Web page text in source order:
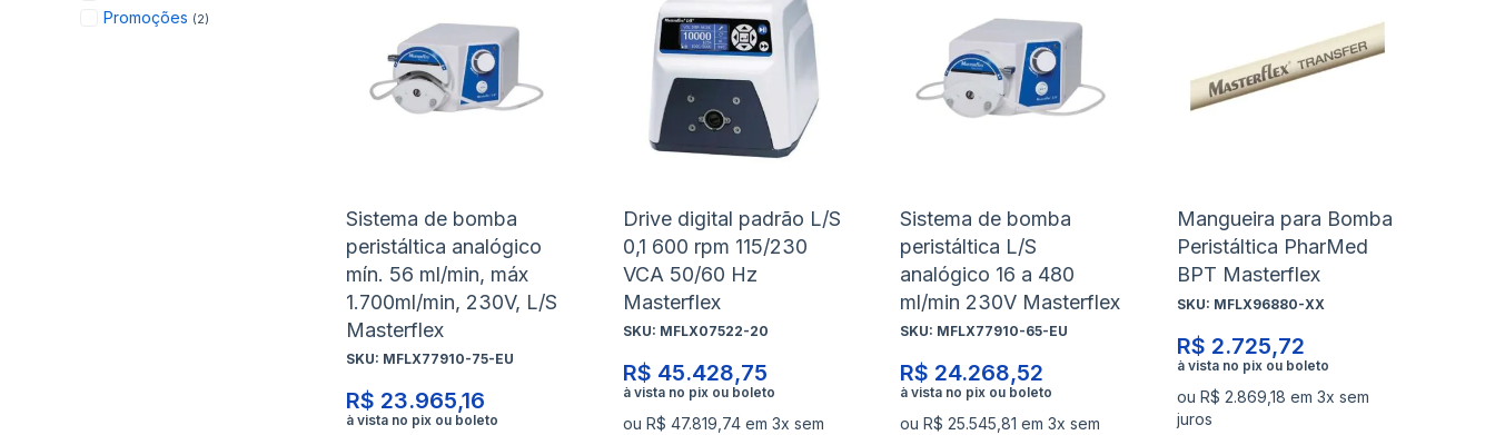
Sistema de bomba
peristáltica analógico
mín. 56 ml/min, máx
1.700ml/min, 230V, L/S
Masterflex
SKU: MFLX77910-75-EU
R$ 23.965,16
lista
desejos
Adicionar
para
Comparar
Drive digital padrão L/S
0,1 600 rpm 115/230
VCA 50/60 Hz
Masterflex
SKU: MFLX07522-20
R$ 45.428,75
ou R$ 47.819,74 em 3x sem
lista
de
Adicionar
para
Comparar
Sistema de bomba
peristáltica L/S
analógico 16 a 480
ml/min 230V Masterflex
SKU: MFLX77910-65-EU
R$ 24.268,52
ou R$ 25.545,81 em 3x sem
lista
de
Adicionar
para
Comparar
Mangueira para Bomba
Peristáltica PharMed
BPT Masterflex
SKU: MFLX96880-XX
R$ 2.725,72
ou R$ 2.869,18 em 3x sem
juros
Promoções 2items